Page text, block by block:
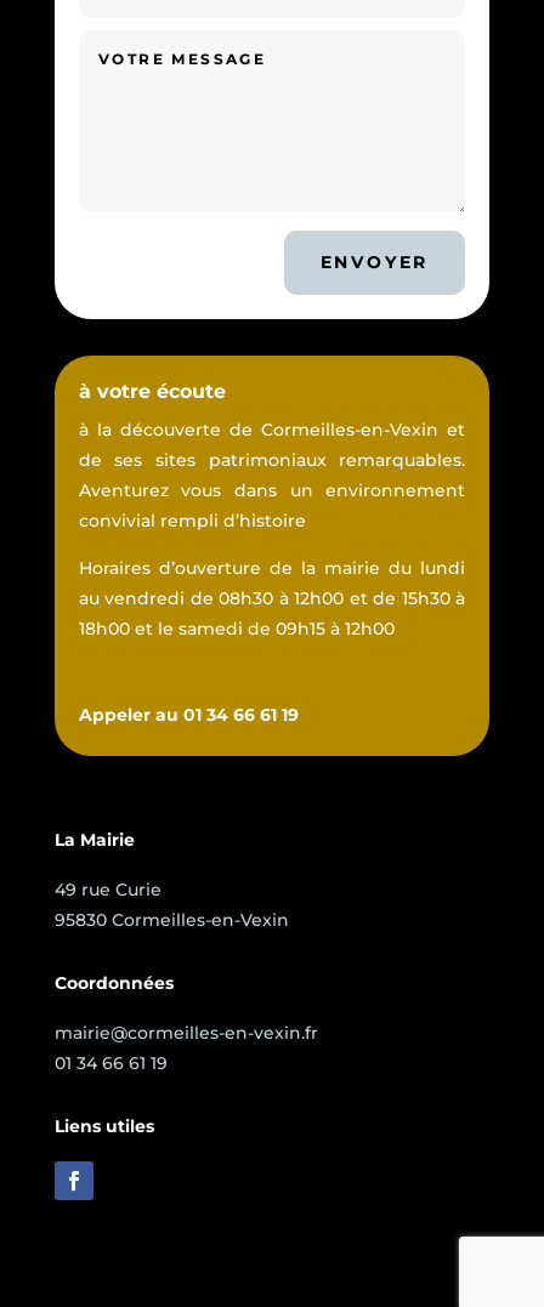
ENVOYER
à votre écoute
à la découverte de Cormeilles-en-Vexin et
de ses sites patrimoniaux remarquables.
Aventurez vous dans un environnement
convivial rempli d’histoire
Horaires d’ouverture de la mairie du lundi
au vendredi de 08h30 à 12h00 et de 15h30 à
18h00 et le samedi de 09h15 à 12h00
Appeler au 01 34 66 61 19
La Mairie
49 rue Curie
95830 Cormeilles-en-Vexin
Coordonnées
mairie@cormeilles-en-vexin.fr
01 34 66 61 19
Liens utiles